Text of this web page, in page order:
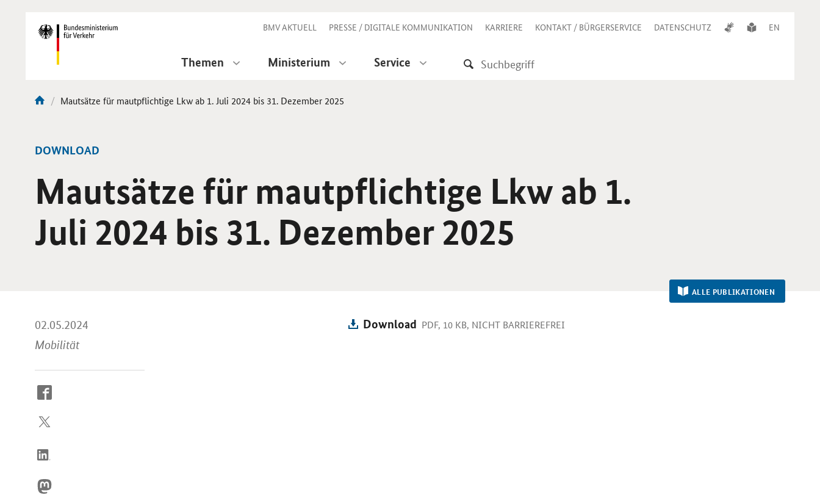
Navigation BMV AKTUELL PRESSE / DIGITALE KOMMUNIKATION KARRIERE KONTAKT / BÜRGERSERVICE DATENSCHUTZ EN
Themen Ministerium Service
Aktuelle
Mautsätze für mautpflichtige Lkw ab 1. Juli 2024 bis 31. Dezember 2025
DOWNLOAD
Mautsätze für mautpflichtige Lkw ab 1.
Juli 2024 bis 31. Dezember 2025
ALLE PUBLIKATIONEN
02.05.2024
Mobilität
So
Sie
Internet
Download PDF, 10 KB, NICHT BARRIEREFREI